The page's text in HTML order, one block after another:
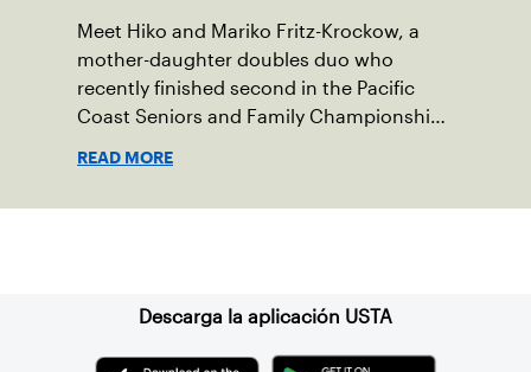
Meet Hiko and Mariko Fritz-Krockow, a
mother-daughter doubles duo who
recently finished second in the Pacific
Coast Seniors and Family Championships
READ MORE
Descarga la aplicación USTA